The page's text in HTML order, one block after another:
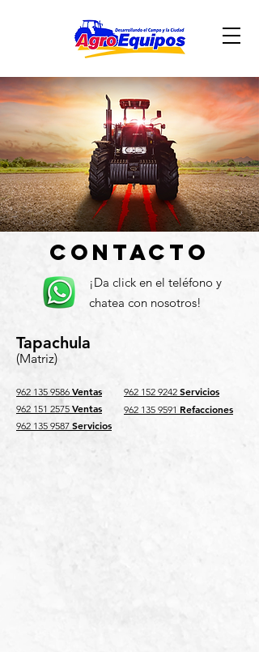
Contacto
¡Da click en el teléfono y
chatea con nosotros!
Tapachula
(Matriz)
962 135 9586 Ventas
962 151 2575 Ventas
962 135 9587 Servicios
962 152 9242 Servicios
962 135 9591 Refacciones